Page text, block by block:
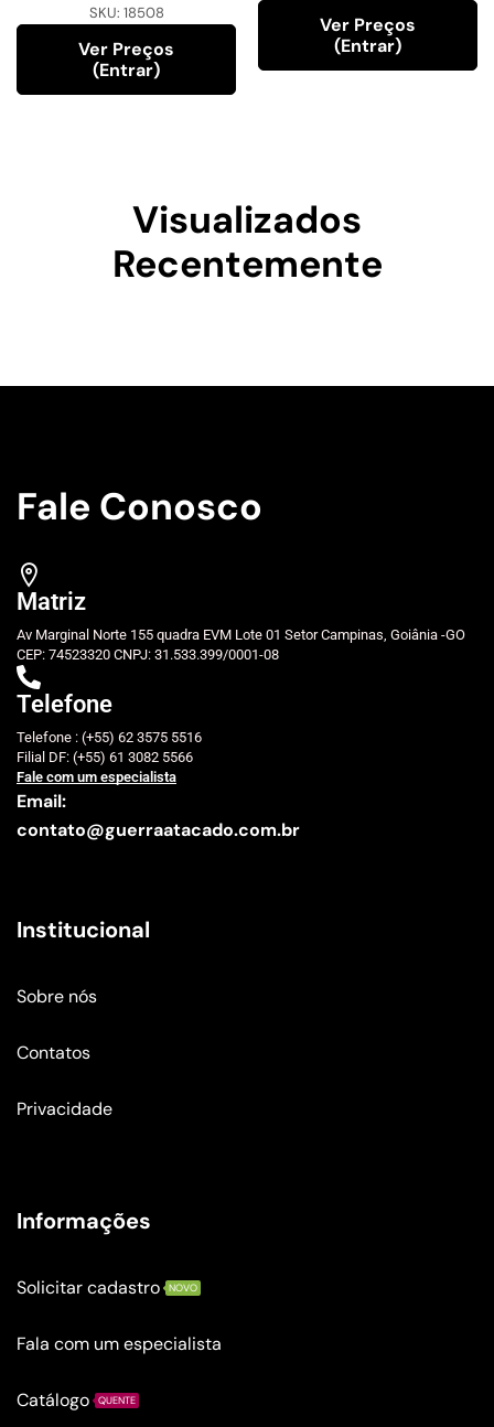
SKU: 18508
Ver Preços
(entrar)
Ver Preços
(entrar)
Visualizados
Recentemente
Fale Conosco
Matriz
Av Marginal Norte 155 quadra EVM Lote 01 Setor Campinas, Goiânia -GO
CEP: 74523320 CNPJ: 31.533.399/0001-08
Telefone
Telefone : (+55) 62 3575 5516
Filial DF: (+55) 61 3082 5566
Fale com um especialista
Email:
contato@guerraatacado.com.br
Institucional
Sobre nós
Contatos
Privacidade
Informações
Solicitar cadastro NOVO
Fala com um especialista
Catálogo QUENTE